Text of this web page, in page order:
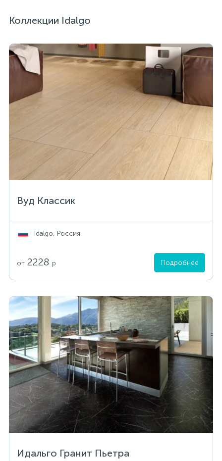
Коллекции Idalgo
Вуд Классик
Idalgo, Россия
от 2228 р Подробнее
Идальго Гранит Пьетра
Системы контроля протечки воды